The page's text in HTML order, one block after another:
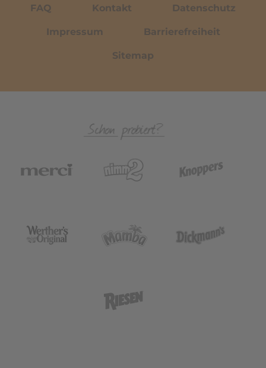
FAQ Kontakt Datenschutz
Impressum Barrierefreiheit
Sitemap